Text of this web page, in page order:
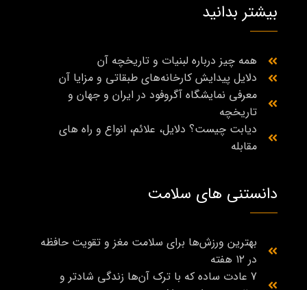
بیشتر بدانید
همه چیز درباره لبنیات و تاریخچه آن
دلایل پیدایش کارخانه‌های طبقاتی و مزایا آن
معرفی نمایشگاه آگروفود در ایران و جهان و
تاریخچه
دیابت چیست؟ دلایل، علائم، انواع و راه‌ های
مقابله
دانستنی های سلامت
بهترین ورزش‌ها برای سلامت مغز و تقویت حافظه
در ۱۲ هفته
7 عادت ساده که با ترک آن‌ها زندگی شادتر و